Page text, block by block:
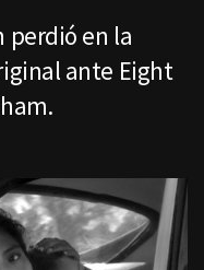
perdió en la
ante Eight